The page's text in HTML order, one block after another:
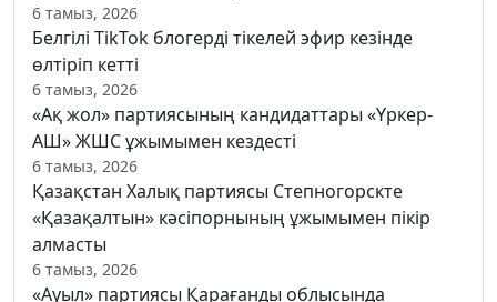
6 тамыз, 2026
Белгілі TikTok блогерді тікелей эфир кезінде
өлтіріп кетті
6 тамыз, 2026
«Ақ жол» партиясының кандидаттары «Үркер-
АШ» ЖШС ұжымымен кездесті
6 тамыз, 2026
Қазақстан Халық партиясы Степногорскте
«Қазақалтын» кәсіпорнының ұжымымен пікір
алмасты
6 тамыз, 2026
«Ауыл» партиясы Қарағанды облысында